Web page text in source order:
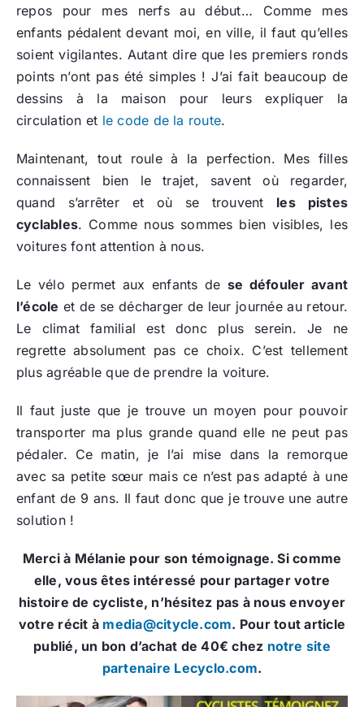
repos pour mes nerfs au début… Comme mes
enfants pédalent devant moi, en ville, il faut qu’elles
soient vigilantes. Autant dire que les premiers ronds
points n’ont pas été simples ! J’ai fait beaucoup de
dessins à la maison pour leurs expliquer la
circulation et le code de la route.
Maintenant, tout roule à la perfection. Mes filles
connaissent bien le trajet, savent où regarder,
quand s’arrêter et où se trouvent les pistes
cyclables. Comme nous sommes bien visibles, les
voitures font attention à nous.
Le vélo permet aux enfants de se défouler avant
l’école et de se décharger de leur journée au retour.
Le climat familial est donc plus serein. Je ne
regrette absolument pas ce choix. C’est tellement
plus agréable que de prendre la voiture.
Il faut juste que je trouve un moyen pour pouvoir
transporter ma plus grande quand elle ne peut pas
pédaler. Ce matin, je l’ai mise dans la remorque
avec sa petite sœur mais ce n’est pas adapté à une
enfant de 9 ans. Il faut donc que je trouve une autre
solution !
Merci à Mélanie pour son témoignage. Si comme
elle, vous êtes intéressé pour partager votre
histoire de cycliste, n’hésitez pas à nous envoyer
votre récit à media@citycle.com. Pour tout article
publié, un bon d’achat de 40€ chez notre site
partenaire Lecyclo.com.